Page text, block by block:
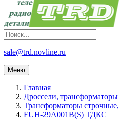
sale@trd.novline.ru
Меню
Главная
Дроссели, трансформаторы
Трансформаторы
FUH-29A001B(S) ТДКС